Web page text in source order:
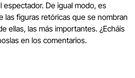
espectador. De igual modo, es
las figuras retóricas que se nombran
ellas, las más importantes. ¿Echáis
en los comentarios.